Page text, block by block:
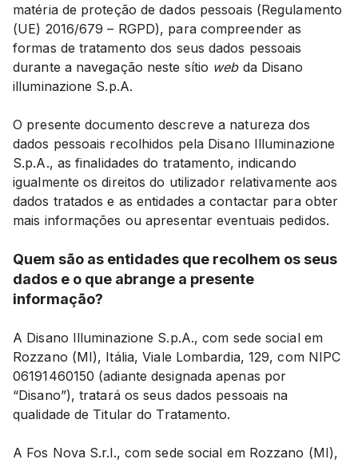
matéria de proteção de dados pessoais (Regulamento
(UE) 2016/679 – RGPD), para compreender as
formas de tratamento dos seus dados pessoais
durante a navegação neste sítio webda Disano
illuminazione S.p.A.
O presente documento descreve a natureza dos
dados pessoais recolhidos pela Disano Illuminazione
S.p.A., as finalidades do tratamento, indicando
igualmente os direitos do utilizador relativamente aos
dados tratados e as entidades a contactar para obter
mais informações ou apresentar eventuais pedidos.
Quem são as entidades que recolhem os seus
dados e o que abrange a presente
informação?
A Disano Illuminazione S.p.A., com sede social em
Rozzano (MI), Itália, Viale Lombardia, 129, com NIPC
06191460150 (adiante designada apenas por
“Disano”), tratará os seus dados pessoais na
qualidade de Titular do Tratamento.
A Fos Nova S.r.l., com sede social em Rozzano (MI),